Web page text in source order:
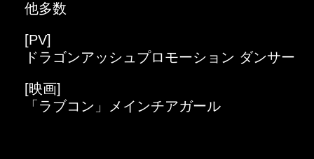
他多数
[PV]
ドラゴンアッシュプロモーション ダンサー
[映画]
「ラブコン」メインチアガール